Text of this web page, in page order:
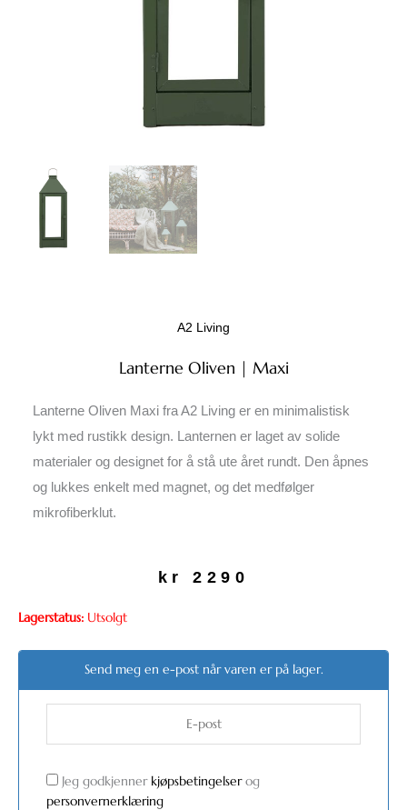
A2 Living
Lanterne Oliven | Maxi
Lanterne Oliven Maxi fra A2 Living er en minimalistisk
lykt med rustikk design. Lanternen er laget av solide
materialer og designet for å stå ute året rundt. Den åpnes
og lukkes enkelt med magnet, og det medfølger
mikrofiberklut.
kr 2290
Lagerstatus: Utsolgt
Send meg en e-post når varen er på lager.
Jeg godkjenner kjøpsbetingelserog
personvernerklæring